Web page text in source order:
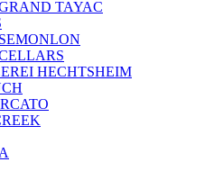
TAYAC
HECHTSHEIM